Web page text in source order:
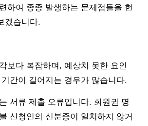
하여 종종 발생하는 문제점들을 현
겠습니다.
보다 복잡하며, 예상치 못한 요인
간이 길어지는 경우가 많습니다.
서류 제출 오류입니다. 회원권 명
신청인의 신분증이 일치하지 않거